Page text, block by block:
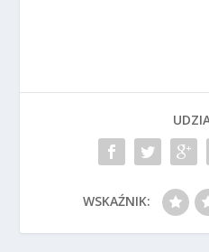
WSKAŹNIK: